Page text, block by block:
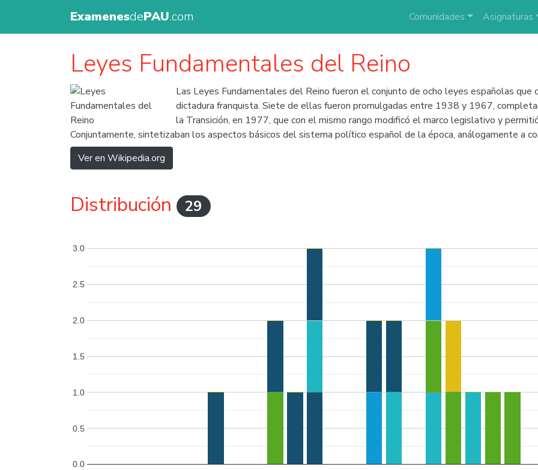
ExamenesdePAU.com Comunidades Asignaturas
Leyes Fundamentales del Reino
Las Leyes Fundamentales del Reino fueron el conjunto de ocho leyes españolas
dictadura franquista. Siete de ellas fueron promulgadas entre 1938 y 1967,
la Transición, en 1977, que con el mismo rango modificó el marco legislativo y
Conjuntamente, sintetizaban los aspectos básicos del sistema político español de la época, análogamente a
Ver en Wikipedia.org
Distribución 29
0.0
0.5
1.0
1.5
2.0
2.5
3.0